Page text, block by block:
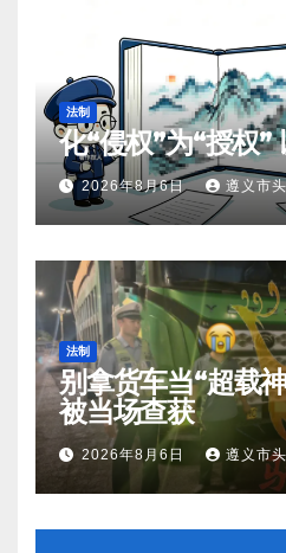
法制
化“侵权”为“授权”
2026年8月6日 遵义市
法制
别拿货车当“超载
被当场查获
2026年8月6日 遵义市